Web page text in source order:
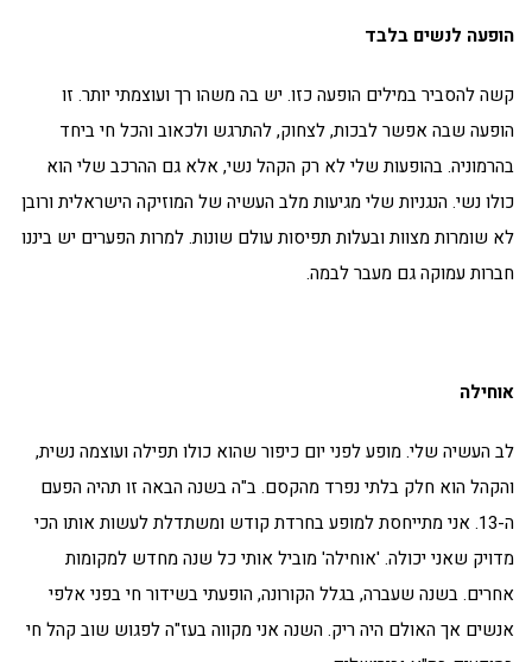
הופעה לנשים בלבד
קשה להסביר במילים הופעה כזו. יש בה משהו רך ועוצמתי יותר. זו
הופעה שבה אפשר לבכות, לצחוק, להתרגש ולכאוב והכל חי ביחד
בהרמוניה. בהופעות שלי לא רק הקהל נשי, אלא גם ההרכב שלי הוא
כולו נשי. הנגניות שלי מגיעות מלב העשיה של המוזיקה הישראלית ורובן
לא שומרות מצוות ובעלות תפיסות עולם שונות. למרות הפערים יש ביננו
חברות עמוקה גם מעבר לבמה.
אוחילה
לב העשיה שלי. מופע לפני יום כיפור שהוא כולו תפילה ועוצמה נשית,
והקהל הוא חלק בלתי נפרד מהקסם. ב"ה בשנה הבאה זו תהיה הפעם
ה-13. אני מתייחסת למופע בחרדת קודש ומשתדלת לעשות אותו הכי
מדויק שאני יכולה. 'אוחילה' מוביל אותי כל שנה מחדש למקומות
אחרים. בשנה שעברה, בגלל הקורונה, הופעתי בשידור חי בפני אלפי
אנשים אך האולם היה ריק. השנה אני מקווה בעז"ה לפגוש שוב קהל חי